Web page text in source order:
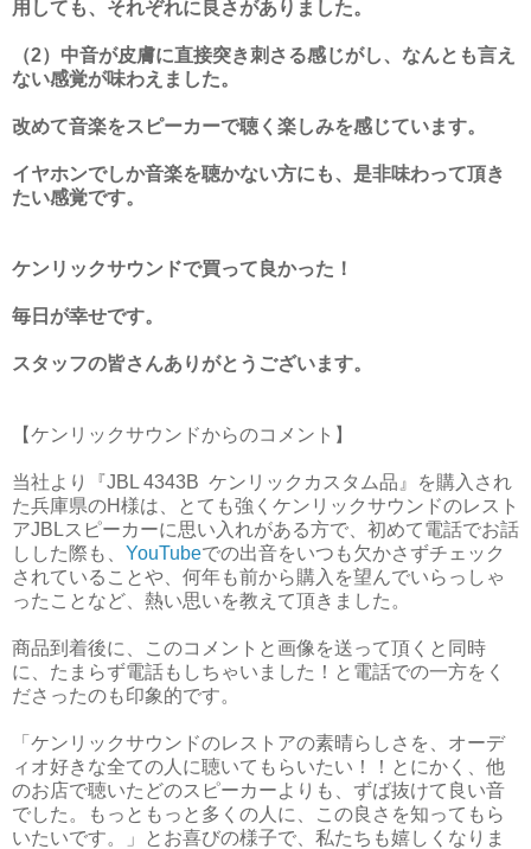
用しても、それぞれに良さがありました。
（2）中音が皮膚に直接突き刺さる感じがし、なんとも言え
ない感覚が味わえました。
改めて音楽をスピーカーで聴く楽しみを感じています。
イヤホンでしか音楽を聴かない方にも、是非味わって頂き
たい感覚です。
ケンリックサウンドで買って良かった！
毎日が幸せです。
スタッフの皆さんありがとうございます。
【ケンリックサウンドからのコメント】
当社より『JBL 4343B ケンリックカスタム品』を購入され
た兵庫県のH様は、とても強くケンリックサウンドのレスト
アJBLスピーカーに思い入れがある方で、初めて電話でお話
しした際も、 YouTubeでの出音をいつも欠かさずチェック
されていることや、何年も前から購入を望んでいらっしゃ
ったことなど、熱い思いを教えて頂きました。
商品到着後に、このコメントと画像を送って頂くと同時
に、たまらず電話もしちゃいました！と電話での一方をく
ださったのも印象的です。
「ケンリックサウンドのレストアの素晴らしさを、オーデ
ィオ好きな全ての人に聴いてもらいたい！！とにかく、他
のお店で聴いたどのスピーカーよりも、ずば抜けて良い音
でした。もっともっと多くの人に、この良さを知ってもら
いたいです。」とお喜びの様子で、私たちも嬉しくなりま